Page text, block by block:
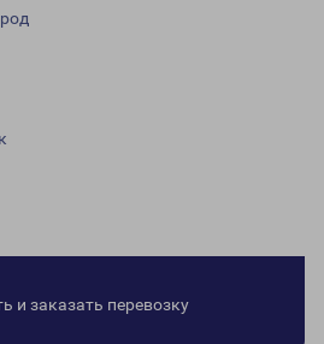
и заказать перевозку